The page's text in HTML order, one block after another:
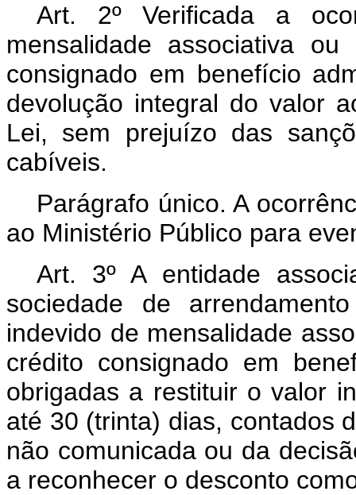
Art. 2º Verificada a
mensalidade associativa
consignado em benefício
devolução integral do valor
Lei, sem prejuízo das
cabíveis.
Parágrafo único. A
ao Ministério Público para
Art. 3º A entidade
sociedade de
indevido de mensalidade
crédito consignado em
obrigadas a restituir o valor
até 30 (trinta) dias, contados
não comunicada ou da
a reconhecer o desconto